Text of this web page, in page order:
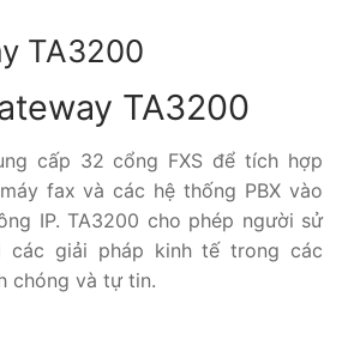
S412
S20
S50
TA3200
TA3200
cấp 32 cổng FXS để tích hợp
fax và các hệ thống PBX vào
IP. TA3200 cho phép người sử
các giải pháp kinh tế trong các
chóng và tự tin.